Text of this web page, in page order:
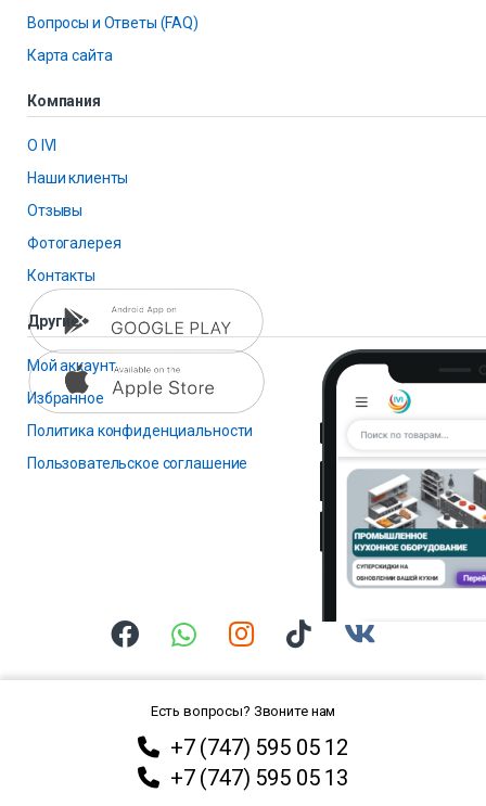
Вопросы и Ответы (FAQ)
Карта сайта
Компания
О IVI
Наши клиенты
Отзывы
Фотогалерея
Контакты
Другие
Мой аккаунт
Избранное
Политика конфиденциальности
Пользовательское соглашение
Есть вопросы? Звоните нам
+7 (747) 595 05 12
+7 (747) 595 05 13